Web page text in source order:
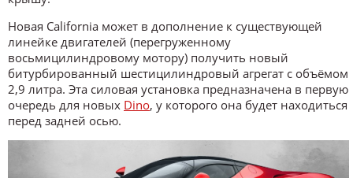
Новая California может в дополнение к существующей
линейке двигателей (перегруженному
восьмицилиндровому мотору) получить новый
битурбированный шестицилиндровый агрегат с объёмом
2,9 литра. Эта силовая установка предназначена в первую
очередь для новых Dino, у которого она будет находиться
перед задней осью.